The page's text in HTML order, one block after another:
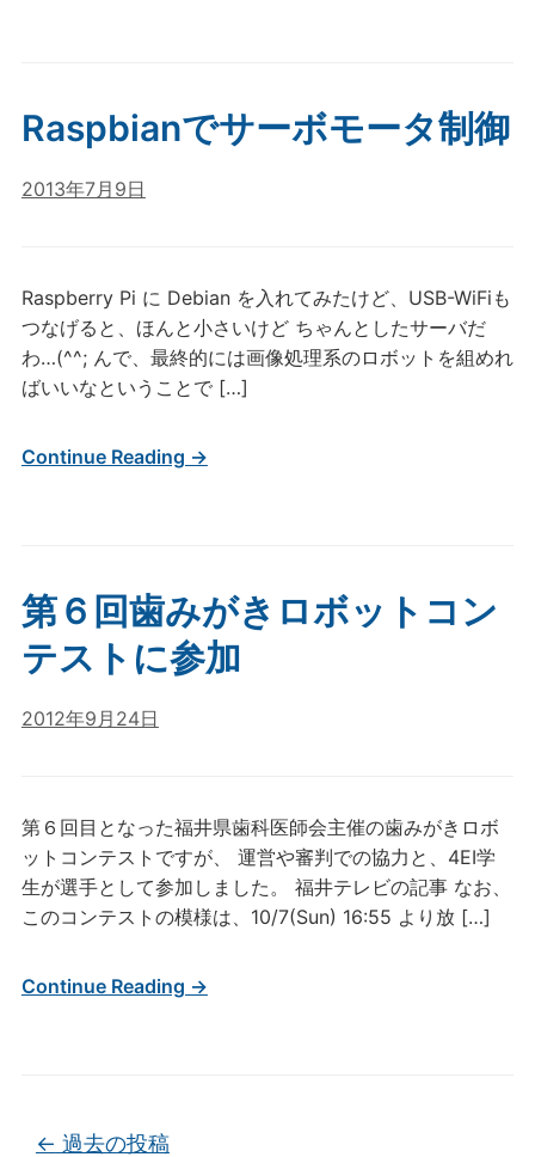
Raspbianでサーボモータ制御
2013年7月9日
Raspberry Pi に Debian を入れてみたけど、USB-WiFiも
つなげると、ほんと小さいけど ちゃんとしたサーバだ
わ…(^^; んで、最終的には画像処理系のロボットを組めれ
ばいいなということで […]
Continue Reading →
第６回歯みがきロボットコン
テストに参加
2012年9月24日
第６回目となった福井県歯科医師会主催の歯みがきロボ
ットコンテストですが、 運営や審判での協力と、4EI学
生が選手として参加しました。 福井テレビの記事 なお、
このコンテストの模様は、10/7(Sun) 16:55 より放 […]
Continue Reading →
投稿ナビゲーション
← 過去の投稿